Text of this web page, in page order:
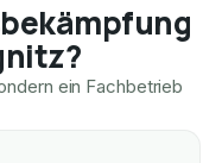
ein Fachbetrieb